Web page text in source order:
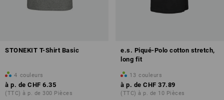
STONEKIT T-Shirt Basic
4 couleurs
à p. de CHF 6.35
(TTC) à p. de 300 Pièces
e.s. Piqué-Polo cotton stretch,
long fit
13 couleurs
à p. de CHF 37.89
(TTC) à p. de 10 Pièces